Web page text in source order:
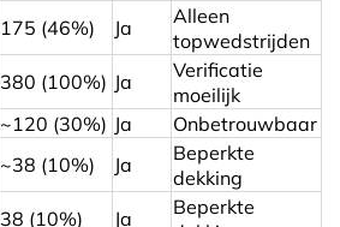
175 (46%) Ja
Alleen
topwedstrijden
380 (100%) Ja
Verificatie
moeilijk
~120 (30%) Ja
Onbetrouwbaar
~38 (10%) Ja
Beperkte
dekking
38 (10%) Ja
Beperkte